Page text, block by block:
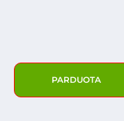
PARDUOTA